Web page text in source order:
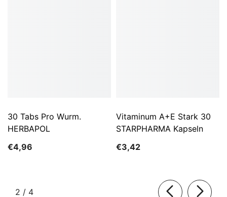
30 Tabs Pro Wurm.
HERBAPOL
€4,96
Vitaminum A+E Stark 30
STARPHARMA Kapseln
€3,42
2 / von
4